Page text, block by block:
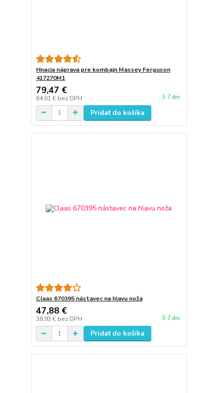
Hnacia náprava pre kombajn Massey Ferguson
417270M1
79,47 €
64,61 € bez DPH 3-7 dni
Pridať do košíka
Claas 670395 nástavec na hlavu noža
47,88 €
38,93 € bez DPH 3-7 dni
Pridať do košíka